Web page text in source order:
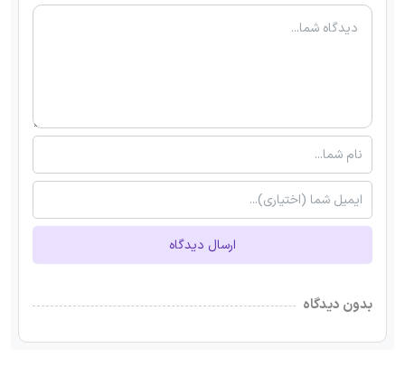
ارسال دیدگاه
بدون دیدگاه